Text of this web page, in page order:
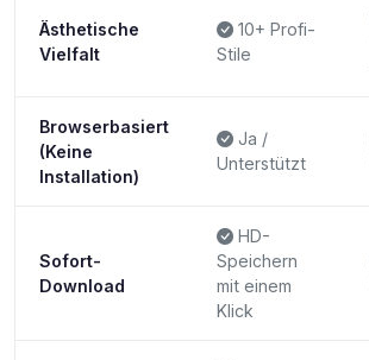
Ästhetische
Vielfalt
10+ Profi-
Stile
Browserbasiert
(Keine
Installation)
Ja /
Unterstützt
Sofort-
Download
HD-
Speichern
mit einem
Klick